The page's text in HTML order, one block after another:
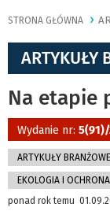
STRONA GŁÓWNA
ARTYKUŁY
Na etapie
Wydanie nr:
ARTYKUŁY BRANŻOWE
EKOLOGIA I
ponad rok temu